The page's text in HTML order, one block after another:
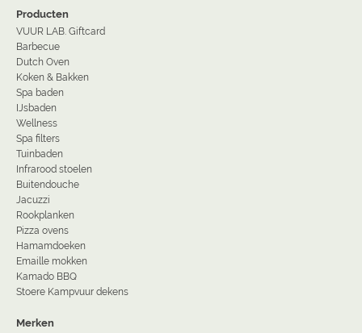
Producten
VUUR LAB. Giftcard
Barbecue
Dutch Oven
Koken & Bakken
Spa baden
IJsbaden
Wellness
Spa filters
Tuinbaden
Infrarood stoelen
Buitendouche
Jacuzzi
Rookplanken
Pizza ovens
Hamamdoeken
Emaille mokken
Kamado BBQ
Stoere Kampvuur dekens
Merken